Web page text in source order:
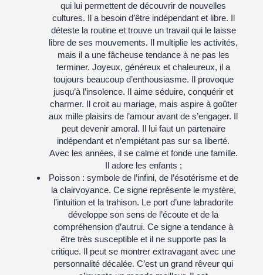
qui lui permettent de découvrir de nouvelles
cultures. Il a besoin d’être indépendant et libre. Il
déteste la routine et trouve un travail qui le laisse
libre de ses mouvements. Il multiplie les activités,
mais il a une fâcheuse tendance à ne pas les
terminer. Joyeux, généreux et chaleureux, il a
toujours beaucoup d’enthousiasme. Il provoque
jusqu’à l’insolence. Il aime séduire, conquérir et
charmer. Il croit au mariage, mais aspire à goûter
aux mille plaisirs de l’amour avant de s’engager. Il
peut devenir amoral. Il lui faut un partenaire
indépendant et n’empiétant pas sur sa liberté.
Avec les années, il se calme et fonde une famille.
Il adore les enfants ;
Poisson : symbole de l’infini, de l’ésotérisme et de
la clairvoyance. Ce signe représente le mystère,
l’intuition et la trahison. Le port d’une labradorite
développe son sens de l’écoute et de la
compréhension d’autrui. Ce signe a tendance à
être très susceptible et il ne supporte pas la
critique. Il peut se montrer extravagant avec une
personnalité décalée. C’est un grand rêveur qui